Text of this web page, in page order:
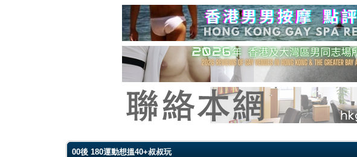
00後 180運動想搵40+叔叔玩